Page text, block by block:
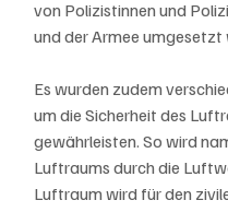
von Polizistinnen und
und der Armee umgesetzt
Es wurden zudem
um die Sicherheit des
gewährleisten. So wird
Luftraums durch die
Luftraum wird für den